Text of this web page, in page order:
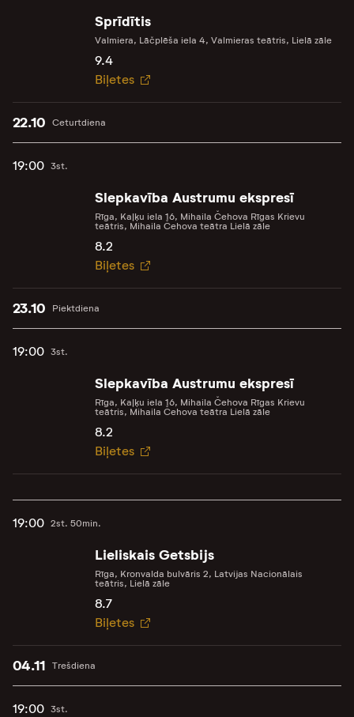
Sprīdītis
Valmiera, Lāčplēša iela 4, Valmieras teātris, Lielā zāle
9.4
Biļetes
Ceturtdiena
22.10
19:00 3st.
Slepkavība Austrumu ekspresī
Rīga, Kaļķu iela 16, Mihaila Čehova Rīgas Krievu
teātris, Mihaila Čehova teātra Lielā zāle
8.2
Biļetes
Piektdiena
23.10
19:00 3st.
Slepkavība Austrumu ekspresī
Rīga, Kaļķu iela 16, Mihaila Čehova Rīgas Krievu
teātris, Mihaila Čehova teātra Lielā zāle
8.2
Biļetes
19:00 2st. 50min.
Lieliskais Getsbijs
Rīga, Kronvalda bulvāris 2, Latvijas Nacionālais
teātris, Lielā zāle
8.7
Biļetes
Trešdiena
04.11
19:00 3st.